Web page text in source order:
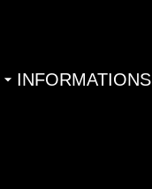
INFORMATIONS